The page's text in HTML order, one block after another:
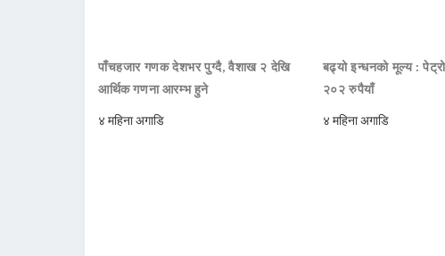
पाँचहजार गणक देशभर पुग्दै, वैशाख २ देखि
आर्थिक गणना आरम्भ हुने
४ महिना अगाडि
बढ्यो इन्धनको मूल्य :
२०२ रुपैयाँ
४ महिना अगाडि